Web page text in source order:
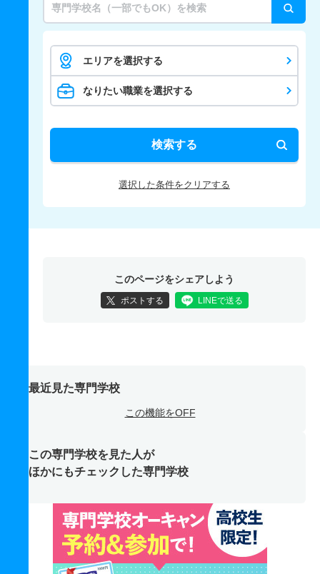
エリアを選択する
なりたい職業を選択する
検索する
選択した条件をクリアする
このページをシェアしよう
ポストする LINEで送る
最近見た専門学校
この機能をOFF
この専門学校を見た人が
ほかにもチェックした専門学校